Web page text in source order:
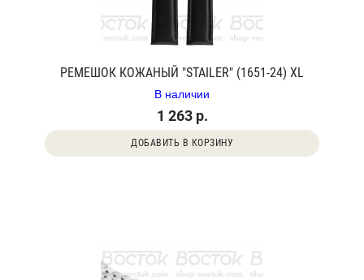
РЕМЕШОК КОЖАНЫЙ "STAILER" (1651-24) XL
В наличии
1 263 р.
ДОБАВИТЬ В КОРЗИНУ